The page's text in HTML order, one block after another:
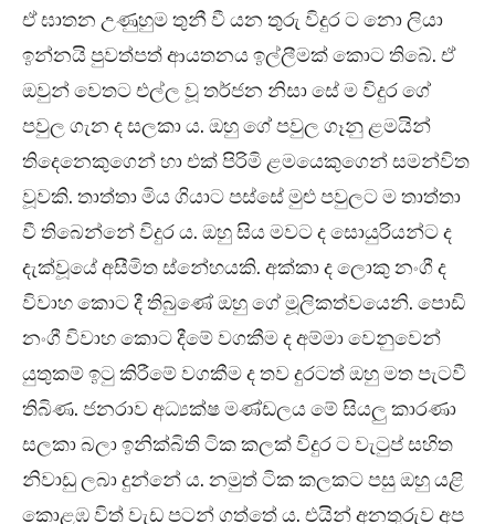
ඒ ඝාතන උණුහුම තුනී වී යන තුරු විදුර ට නො ලියා
ඉන්නයි පුවත්පත් ආයතනය ඉල්ලීමක් කොට තිබේ. ඒ
ඔවුන් වෙතට එල්ල වූ තර්ජන නිසා සේ ම විදුර ගේ
පවුල ගැන ද සලකා ය. ඔහු ගේ පවුල ගෑනු ළමයින්
තිදෙනෙකුගෙන් හා එක් පිරිමි ළමයෙකුගෙන් සමන්විත
වූවකි. තාත්තා මිය ගියාට පස්සේ මුළු පවුලට ම තාත්තා
වී තිබෙන්නේ විදුර ය. ඔහු සිය මවට ද සොයුරියන්ට ද
දැක්වූයේ අසීමිත ස්නේහයකි. අක්කා ද ලොකු නංගී ද
විවාහ කොට දී තිබුණේ ඔහු ගේ මූලිකත්වයෙනි. පොඩි
නංගී විවාහ කොට දීමේ වගකීම ද අම්මා වෙනුවෙන්
යුතුකම් ඉටු කිරීමේ වගකීම ද තව දුරටත් ඔහු මත පැටවී
තිබිණ. ජනරාව අධ්‍යක්ෂ මණ්ඩලය මේ සියලු කාරණා
සලකා බලා ඉනික්බිති ටික කලක් විදුර ට වැටුප් සහිත
නිවාඩු ලබා දුන්නේ ය. නමුත් ටික කලකට පසු ඔහු යළි
කොළඹ විත් වැඩ පටන් ගත්තේ ය. එයින් අනතුරුව අප